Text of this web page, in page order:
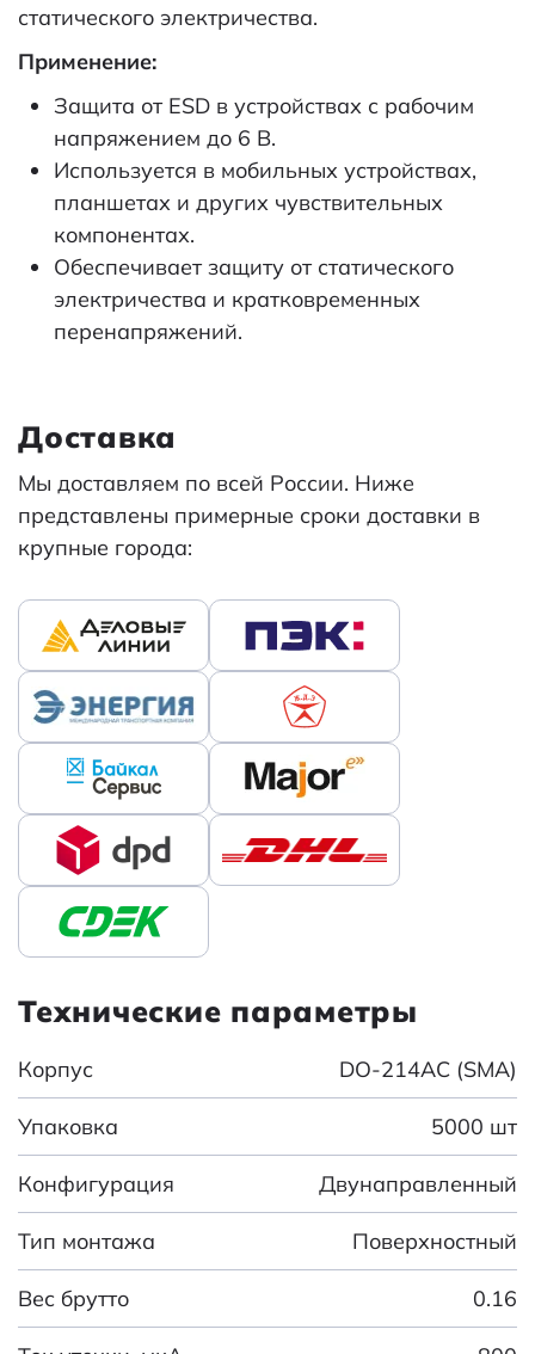
Технические параметры
Корпус DO-214AC (SMA)
Упаковка 5000 шт
Конфигурация Двунаправленный
Тип монтажа Поверхностный
Вес брутто 0.16
статического электричества.
Применение:
Защита от ESD в устройствах с рабочим
напряжением до 6 В.
Используется в мобильных устройствах,
планшетах и других чувствительных
компонентах.
Обеспечивает защиту от статического
электричества и кратковременных
перенапряжений.
Доставка
Мы доставляем по всей России. Ниже
представлены примерные сроки доставки в
крупные города: